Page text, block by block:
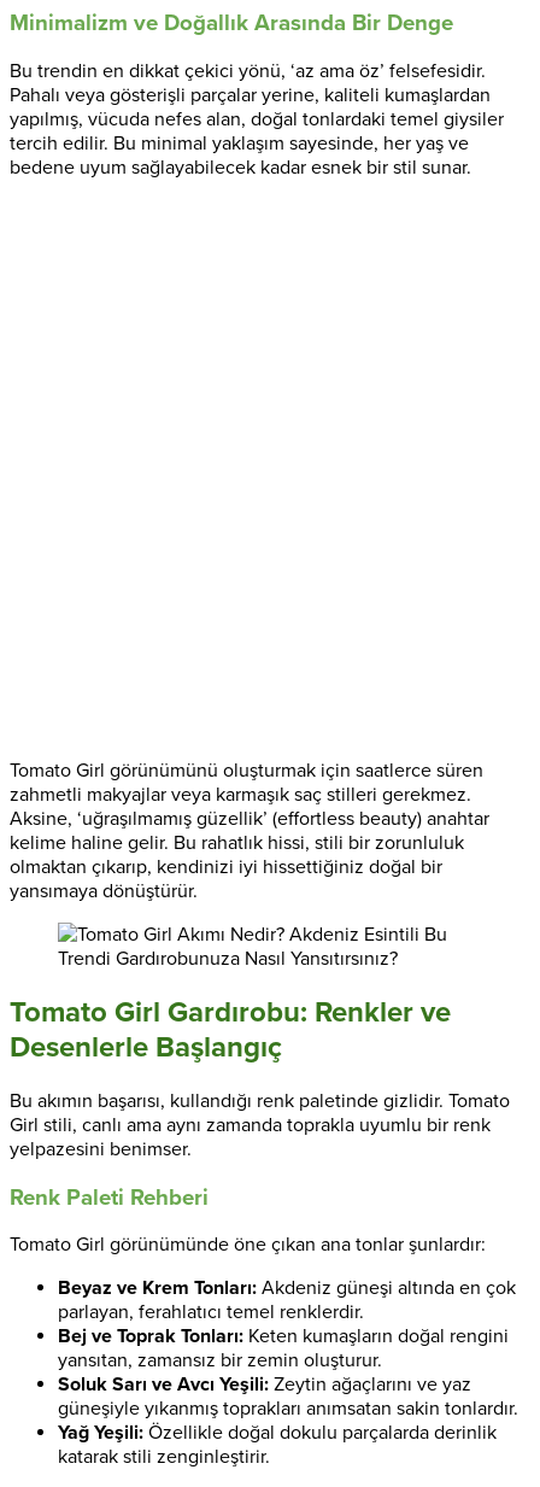
Minimalizm ve Doğallık Arasında Bir Denge
Bu trendin en dikkat çekici yönü, ‘az ama öz’ felsefesidir.
Pahalı veya gösterişli parçalar yerine, kaliteli kumaşlardan
yapılmış, vücuda nefes alan, doğal tonlardaki temel giysiler
tercih edilir. Bu minimal yaklaşım sayesinde, her yaş ve
bedene uyum sağlayabilecek kadar esnek bir stil sunar.
Tomato Girl görünümünü oluşturmak için saatlerce süren
zahmetli makyajlar veya karmaşık saç stilleri gerekmez.
Aksine, ‘uğraşılmamış güzellik’ (effortless beauty) anahtar
kelime haline gelir. Bu rahatlık hissi, stili bir zorunluluk
olmaktan çıkarıp, kendinizi iyi hissettiğiniz doğal bir
yansımaya dönüştürür.
Tomato Girl Gardırobu: Renkler ve
Desenlerle Başlangıç
Bu akımın başarısı, kullandığı renk paletinde gizlidir. Tomato
Girl stili, canlı ama aynı zamanda toprakla uyumlu bir renk
yelpazesini benimser.
Renk Paleti Rehberi
Tomato Girl görünümünde öne çıkan ana tonlar şunlardır:
Beyaz ve Krem Tonları: Akdeniz güneşi altında en çok
parlayan, ferahlatıcı temel renklerdir.
Bej ve Toprak Tonları: Keten kumaşların doğal rengini
yansıtan, zamansız bir zemin oluşturur.
Soluk Sarı ve Avcı Yeşili: Zeytin ağaçlarını ve yaz
güneşiyle yıkanmış toprakları anımsatan sakin tonlardır.
Yağ Yeşili: Özellikle doğal dokulu parçalarda derinlik
katarak stili zenginleştirir.